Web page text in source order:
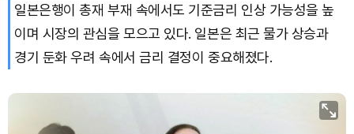
일본은행이 총재 부재 속에서도 기준금리 인상 가능성을 높
이며 시장의 관심을 모으고 있다. 일본은 최근 물가 상승과
경기 둔화 우려 속에서 금리 결정이 중요해졌다.